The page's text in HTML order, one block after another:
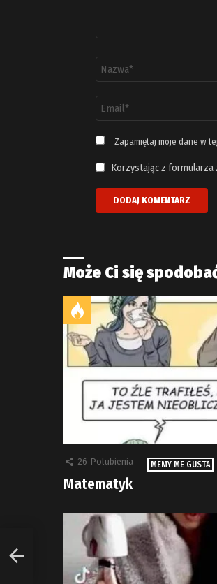
email
*
Zapamiętaj moje dane w
Korzystając z formularza
Może Ci się
26 Polubienia MEMY ME GUSTA
Matematyk